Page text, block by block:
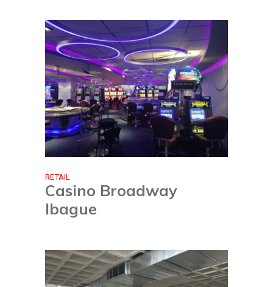
RETAIL
Casino Broadway
Ibague